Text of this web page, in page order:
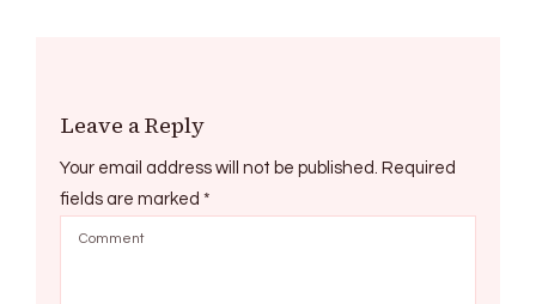
Leave a Reply
Your email address will not be published. Required
fields are marked *